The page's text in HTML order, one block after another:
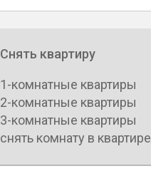
Снять квартиру
1-комнатные квартиры
2-комнатные квартиры
3-комнатные квартиры
снять комнату в квартире